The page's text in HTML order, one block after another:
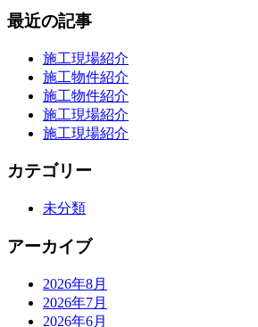
ー
最近の記事
施工現場紹介
施工物件紹介
施工物件紹介
施工現場紹介
施工現場紹介
カテゴリー
未分類
アーカイブ
2026年8月
2026年7月
2026年6月